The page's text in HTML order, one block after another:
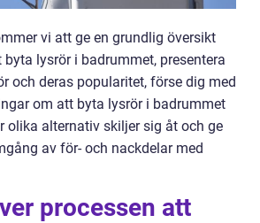
vi att ge en grundlig översikt
byta lysrör i badrummet, presentera
och deras popularitet, förse dig med
om att byta lysrör i badrummet
olika alternativ skiljer sig åt och ge
av för- och nackdelar med
processen att